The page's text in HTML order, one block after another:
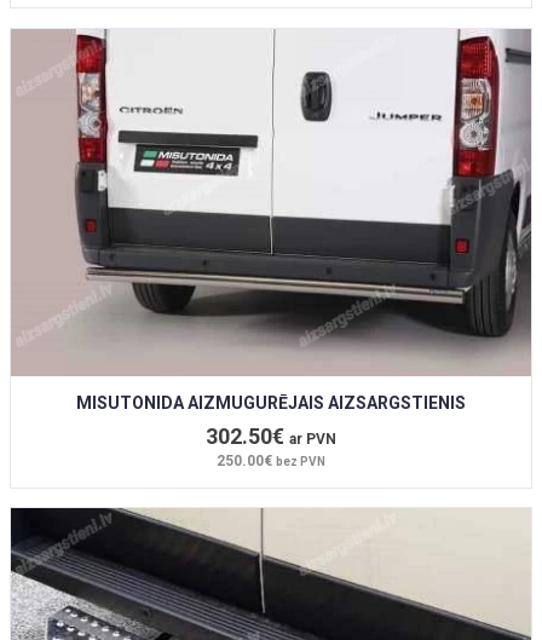
MISUTONIDA AIZMUGURĒJAIS AIZSARGSTIENIS
302.50€ ar PVN
250.00€ bez PVN